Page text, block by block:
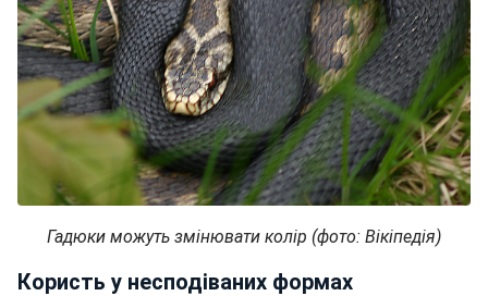
Гадюки можуть змінювати колір (фото: Вікіпедія)
Користь у несподіваних формах